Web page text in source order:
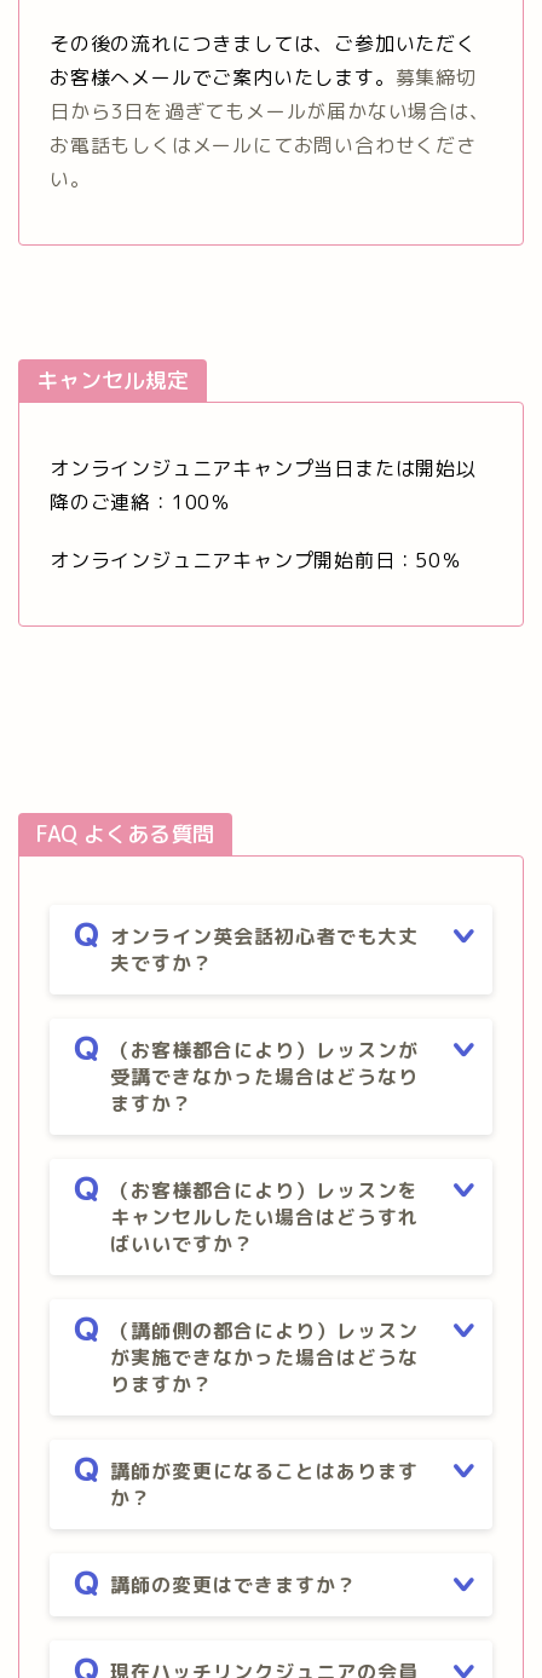
その後の流れにつきましては、ご参加いただく
お客様へメールでご案内いたします。 募集締切
日から3日を過ぎてもメールが届かない場合は、
お電話もしくはメールにてお問い合わせくださ
い。
キャンセル規定
オンラインジュニアキャンプ当日または開始以
降のご連絡：100％
オンラインジュニアキャンプ開始前日：50％
FAQ よくある質問
オンライン英会話初心者でも大丈
夫ですか？
（お客様都合により）レッスンが
受講できなかった場合はどうなり
ますか？
（お客様都合により）レッスンを
キャンセルしたい場合はどうすれ
ばいいですか？
（講師側の都合により）レッスン
が実施できなかった場合はどうな
りますか？
講師が変更になることはあります
か？
講師の変更はできますか？
現在ハッチリンクジュニアの会員